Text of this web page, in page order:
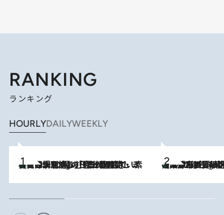
RANKING
ランキング
HOURLYDAILYWEEKLY
2 Hours Ago
【大分・別府】「今一番おいしい食材を調理する」1日2組限定・ミシュラン2ツ星の日本料理店で、素材と四季を愉しむ極上の時間 2 Hours Ago
《みずみずしい桃が丸ごと》東京の“あの有名洋菓子シェフ”の下で修業したパティシエが腕を振るう、珠玉の夏限定パフェを堪能！【大分市】